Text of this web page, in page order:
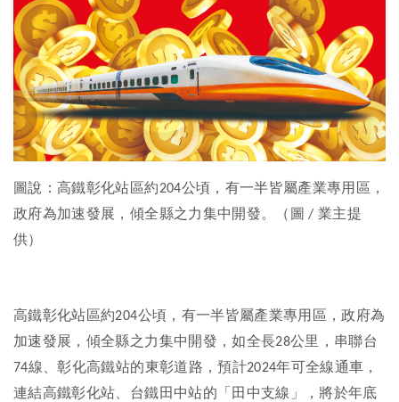
圖說：高鐵彰化站區約204公頃，有一半皆屬產業專用區，
政府為加速發展，傾全縣之力集中開發。（圖 /業主提
供）
高鐵彰化站區約204公頃，有一半皆屬產業專用區，政府為
加速發展，傾全縣之力集中開發，如全長28公里，串聯台
74線、彰化高鐵站的東彰道路，預計2024年可全線通車，
連結高鐵彰化站、台鐵田中站的「田中支線」，將於年底